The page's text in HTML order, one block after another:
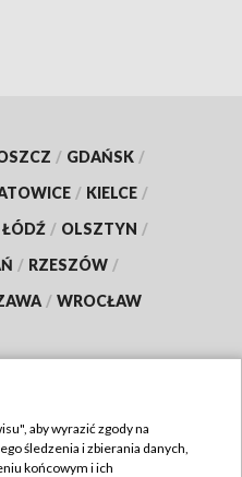
/ GDAŃSK /
/ KIELCE /
ŁÓDŹ / OLSZTYN /
/ RZESZÓW /
/ WROCŁAW
aby wyrazić zgody na
śledzenia i zbierania danych,
końcowym i ich